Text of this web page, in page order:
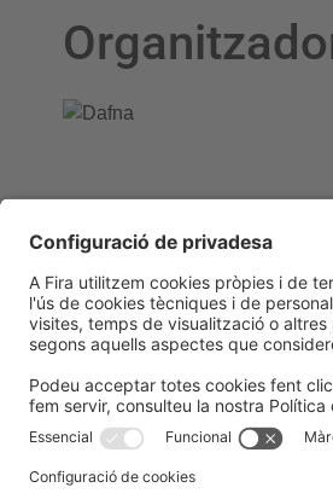
Informació generalAvís legal Política